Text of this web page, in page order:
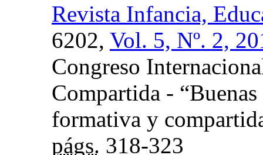
Revista Infancia,
6202, Vol. 5, Nº. 2,
Congreso
Compartida -
formativa y
págs. 318-323